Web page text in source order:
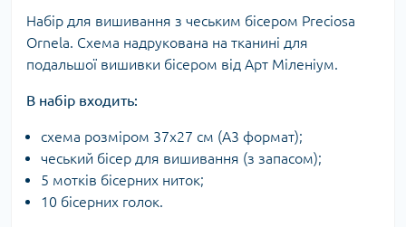
Набір для вишивання з чеським бісером Preciosa
Ornela. Схема надрукована на тканині для
подальшої вишивки бісером від Арт Міленіум.
В набір входить:
схема розміром 37х27 см (А3 формат);
чеський бісер для вишивання (з запасом);
5 мотків бісерних ниток;
10 бісерних голок.